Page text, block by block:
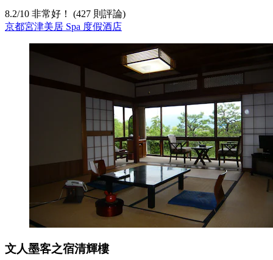
8.2/10 非常好！ (427 則評論)
京都宮津美居 Spa 度假酒店
文人墨客之宿清輝樓